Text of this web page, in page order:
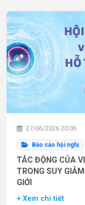
27/06/2026 20:06
Báo cáo hội nghị
TÁC ĐỘNG CỦA
TRONG SUY
GIỚI
+ Xem chi tiết